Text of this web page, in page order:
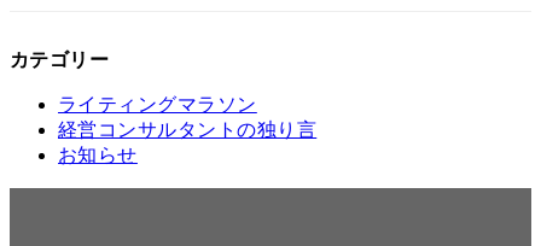
カテゴリー
ライティングマラソン
経営コンサルタントの独り言
お知らせ